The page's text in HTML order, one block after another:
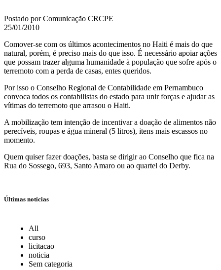
Postado por Comunicação CRCPE
25/01/2010
Comover-se com os últimos acontecimentos no Haiti é mais do que
natural, porém, é preciso mais do que isso. É necessário apoiar ações
que possam trazer alguma humanidade à população que sofre após o
terremoto com a perda de casas, entes queridos.
Por isso o Conselho Regional de Contabilidade em Pernambuco
convoca todos os contabilistas do estado para unir forças e ajudar as
vítimas do terremoto que arrasou o Haiti.
A mobilização tem intenção de incentivar a doação de alimentos não
perecíveis, roupas e água mineral (5 litros), itens mais escassos no
momento.
Quem quiser fazer doações, basta se dirigir ao Conselho que fica na
Rua do Sossego, 693, Santo Amaro ou ao quartel do Derby.
Últimas notícias
All
curso
licitacao
noticia
Sem categoria